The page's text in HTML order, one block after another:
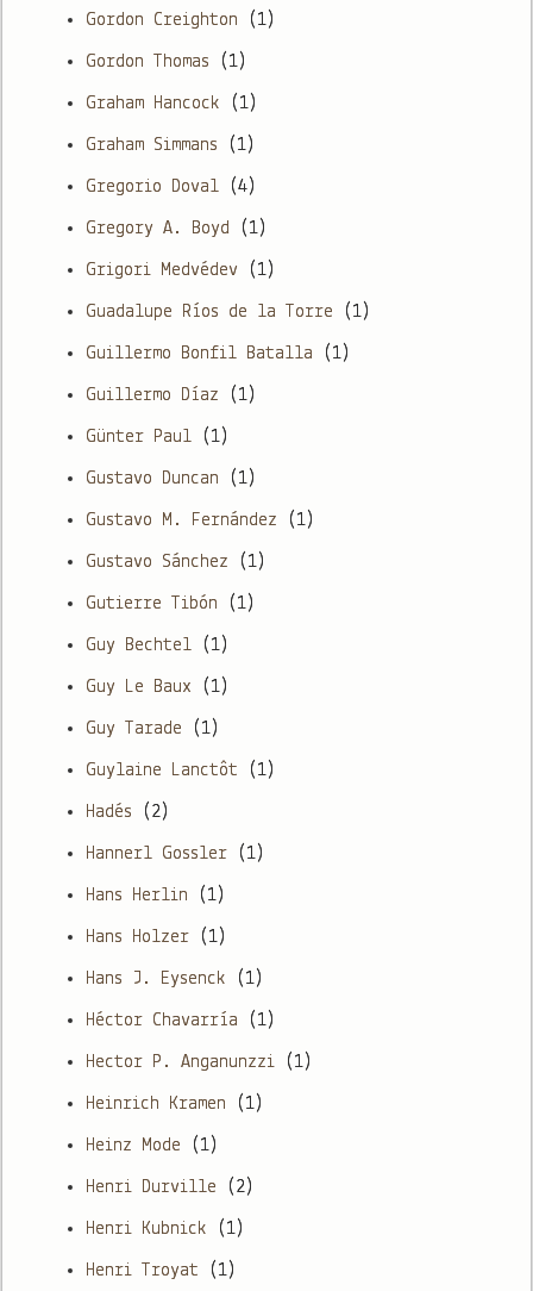
Gordon Creighton (1)
Gordon Thomas (1)
Graham Hancock (1)
Graham Simmans (1)
Gregorio Doval (4)
Gregory A. Boyd (1)
Grigori Medvédev (1)
Guadalupe Ríos de la Torre (1)
Guillermo Bonfil Batalla (1)
Guillermo Díaz (1)
Günter Paul (1)
Gustavo Duncan (1)
Gustavo M. Fernández (1)
Gustavo Sánchez (1)
Gutierre Tibón (1)
Guy Bechtel (1)
Guy Le Baux (1)
Guy Tarade (1)
Guylaine Lanctôt (1)
Hadés (2)
Hannerl Gossler (1)
Hans Herlin (1)
Hans Holzer (1)
Hans J. Eysenck (1)
Héctor Chavarría (1)
Hector P. Anganunzzi (1)
Heinrich Kramen (1)
Heinz Mode (1)
Henri Durville (2)
Henri Kubnick (1)
Henri Troyat (1)